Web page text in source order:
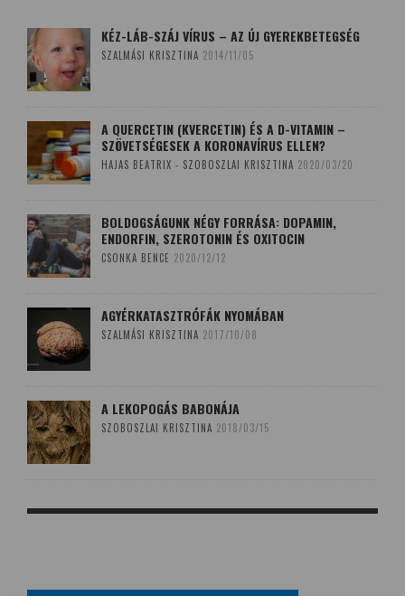
KÉZ-LÁB-SZÁJ VÍRUS – AZ ÚJ GYEREKBETEGSÉG
SZALMÁSI KRISZTINA 2014/11/05
A QUERCETIN (KVERCETIN) ÉS A D-VITAMIN –
SZÖVETSÉGESEK A KORONAVÍRUS ELLEN?
HAJAS BEATRIX - SZOBOSZLAI KRISZTINA 2020/03/20
BOLDOGSÁGUNK NÉGY FORRÁSA: DOPAMIN,
ENDORFIN, SZEROTONIN ÉS OXITOCIN
CSONKA BENCE 2020/12/12
AGYÉRKATASZTRÓFÁK NYOMÁBAN
SZALMÁSI KRISZTINA 2017/10/08
A LEKOPOGÁS BABONÁJA
SZOBOSZLAI KRISZTINA 2018/03/15